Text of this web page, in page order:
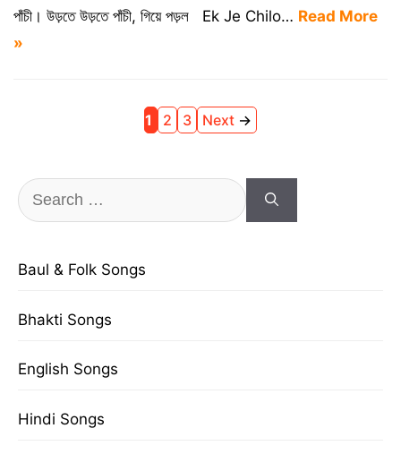
পাঁচী। উড়তে উড়তে পাঁচী, গিয়ে পড়ল Ek Je Chilo… Read More
»
Page
1 Page
2 Page
3 Next →
Search
for:
Baul & Folk Songs
Bhakti Songs
English Songs
Hindi Songs